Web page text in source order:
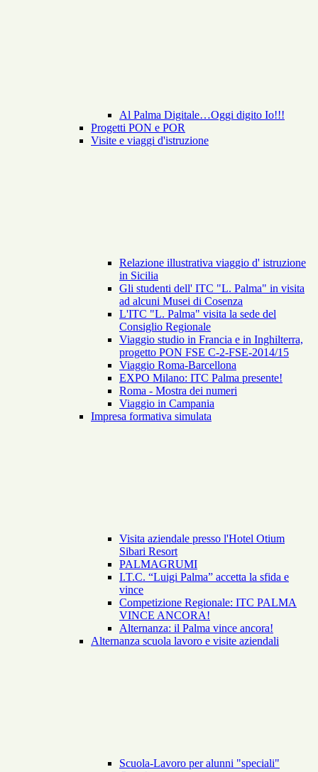
Al Palma Digitale…Oggi digito Io!!!
Progetti PON e POR
Visite e viaggi d'istruzione
Relazione illustrativa viaggio d' istruzione
in Sicilia
Gli studenti dell' ITC "L. Palma" in visita
ad alcuni Musei di Cosenza
L'ITC "L. Palma" visita la sede del
Consiglio Regionale
Viaggio studio in Francia e in Inghilterra,
progetto PON FSE C-2-FSE-2014/15
Viaggio Roma-Barcellona
EXPO Milano: ITC Palma presente!
Roma - Mostra dei numeri
Viaggio in Campania
Impresa formativa simulata
Visita aziendale presso l'Hotel Otium
Sibari Resort
PALMAGRUMI
I.T.C. “Luigi Palma” accetta la sfida e
vince
Competizione Regionale: ITC PALMA
VINCE ANCORA!
Alternanza: il Palma vince ancora!
Alternanza scuola lavoro e visite aziendali
Scuola-Lavoro per alunni "speciali"